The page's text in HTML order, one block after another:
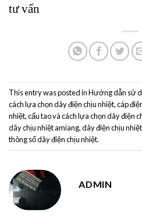
tư vấn
This entry was posted inHướng dẫn sử
cách lựa chọn dây điện chịu nhiệt,cáp
nhiệt,cấu tao và cách lựa chọn dây điện
dây chịu nhiệt amiang,dây điện chịu nhiệt
thông số dây điện chịu nhiệt.
ADMIN